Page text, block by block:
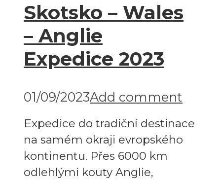
Skotsko – Wales
– Anglie
Expedice 2023
01/09/2023Add comment
Expedice do tradiční destinace
na samém okraji evropského
kontinentu. Přes 6000 km
odlehlými kouty Anglie,